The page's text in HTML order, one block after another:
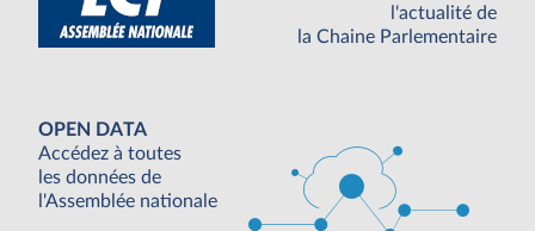
l'actualité de
la Chaine Parlementaire
OPEN DATA
Accédez à toutes
les données de
l'Assemblée nationale